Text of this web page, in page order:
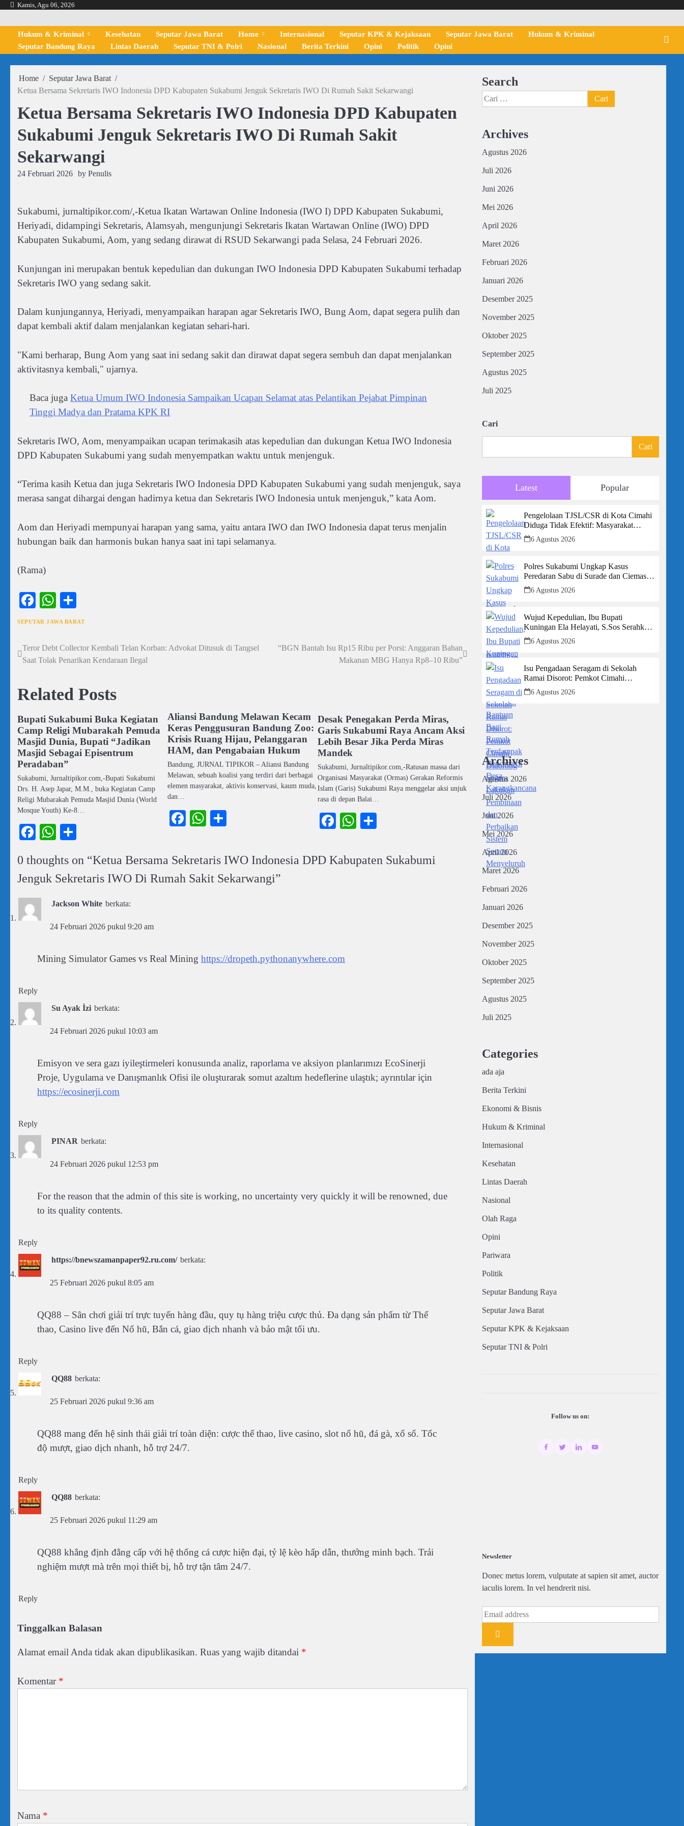
Skip
content
Kamis, Agu 06, 2026
Hukum & Kriminal Kesehatan Seputar Jawa Barat Home Internasional Seputar KPK & Kejaksaan Seputar Jawa Barat
Hukum & Kriminal
Seputar Bandung Raya
Lintas Daerah Seputar TNI & Polri Nasional Berita Terkini Opini Politik Opini
Home
Seputar Jawa Barat
Ketua Bersama Sekretaris IWO Indonesia DPD Kabupaten Sukabumi Jenguk Sekretaris IWO Di Rumah Sakit Sekarwangi
Ketua Bersama Sekretaris IWO Indonesia DPD Kabupaten
Sukabumi Jenguk Sekretaris IWO Di Rumah Sakit
Sekarwangi
24 Februari 2026 by Penulis
Sukabumi, jurnaltipikor.com/,-Ketua Ikatan Wartawan Online Indonesia (IWO I) DPD Kabupaten Sukabumi,
Heriyadi, didampingi Sekretaris, Alamsyah, mengunjungi Sekretaris Ikatan Wartawan Online (IWO) DPD
Kabupaten Sukabumi, Aom, yang sedang dirawat di RSUD Sekarwangi pada Selasa, 24 Februari 2026.
Kunjungan ini merupakan bentuk kepedulian dan dukungan IWO Indonesia DPD Kabupaten Sukabumi terhadap
Sekretaris IWO yang sedang sakit.
Dalam kunjungannya, Heriyadi, menyampaikan harapan agar Sekretaris IWO, Bung Aom, dapat segera pulih dan
dapat kembali aktif dalam menjalankan kegiatan sehari-hari.
"Kami berharap, Bung Aom yang saat ini sedang sakit dan dirawat dapat segera sembuh dan dapat menjalankan
aktivitasnya kembali," ujarnya.
Baca juga Ketua Umum IWO Indonesia Sampaikan Ucapan Selamat atas Pelantikan Pejabat Pimpinan
Tinggi Madya dan Pratama KPK RI
Sekretaris IWO, Aom, menyampaikan ucapan terimakasih atas kepedulian dan dukungan Ketua IWO Indonesia
DPD Kabupaten Sukabumi yang sudah menyempatkan waktu untuk menjenguk.
“Terima kasih Ketua dan juga Sekretaris IWO Indonesia DPD Kabupaten Sukabumi yang sudah menjenguk, saya
merasa sangat dihargai dengan hadirnya ketua dan Sekretaris IWO Indonesia untuk menjenguk,” kata Aom.
Aom dan Heriyadi mempunyai harapan yang sama, yaitu antara IWO dan IWO Indonesia dapat terus menjalin
hubungan baik dan harmonis bukan hanya saat ini tapi selamanya.
(Rama)
Facebook
WhatsApp
SEPUTAR JAWA BARAT
Navigasi
Teror Debt Collector Kembali Telan Korban: Advokat Ditusuk di Tangsel
Saat Tolak Penarikan Kendaraan Ilegal
“BGN Bantah Isu Rp15 Ribu per Porsi: Anggaran Bahan
Makanan MBG Hanya Rp8–10 Ribu”
Related Posts
Bupati Sukabumi Buka Kegiatan
Camp Religi Mubarakah Pemuda
Masjid Dunia, Bupati “Jadikan
Masjid Sebagai Episentrum
Peradaban”
Sukabumi, Jurnaltipikor.com,-Bupati Sukabumi
Drs. H. Asep Japar, M.M., buka Kegiatan Camp
Religi Mubarakah Pemuda Masjid Dunia (World
Mosque Youth) Ke-8…
Facebook
WhatsApp
Aliansi Bandung Melawan Kecam
Keras Penggusuran Bandung Zoo:
Krisis Ruang Hijau, Pelanggaran
HAM, dan Pengabaian Hukum
Bandung, JURNAL TIPIKOR – Aliansi Bandung
Melawan, sebuah koalisi yang terdiri dari berbagai
elemen masyarakat, aktivis konservasi, kaum muda,
dan…
Facebook
WhatsApp
Desak Penegakan Perda Miras,
Garis Sukabumi Raya Ancam Aksi
Lebih Besar Jika Perda Miras
Mandek
Sukabumi, Jurnaltipikor.com,-Ratusan massa dari
Organisasi Masyarakat (Ormas) Gerakan Reformis
Islam (Garis) Sukabumi Raya menggelar aksi unjuk
rasa di depan Balai…
Facebook
WhatsApp
0 thoughts on “Ketua Bersama Sekretaris IWO Indonesia DPD Kabupaten Sukabumi
Jenguk Sekretaris IWO Di Rumah Sakit Sekarwangi”
Jackson White berkata:
24 Februari 2026 pukul 9:20 am
Mining Simulator Games vs Real Mining https://dropeth.pythonanywhere.com
Reply
Su Ayak İzi berkata:
24 Februari 2026 pukul 10:03 am
Emisyon ve sera gazı iyileştirmeleri konusunda analiz, raporlama ve aksiyon planlarımızı EcoSinerji
Proje, Uygulama ve Danışmanlık Ofisi ile oluşturarak somut azaltım hedeflerine ulaştık; ayrıntılar için
https://ecosinerji.com
Reply
PINAR berkata:
24 Februari 2026 pukul 12:53 pm
For the reason that the admin of this site is working, no uncertainty very quickly it will be renowned, due
to its quality contents.
Reply
https://bnewszamanpaper92.ru.com/ berkata:
25 Februari 2026 pukul 8:05 am
QQ88 – Sân chơi giải trí trực tuyến hàng đầu, quy tụ hàng triệu cược thủ. Đa dạng sản phẩm từ Thể
thao, Casino live đến Nổ hũ, Bắn cá, giao dịch nhanh và bảo mật tối ưu.
Reply
QQ88 berkata:
25 Februari 2026 pukul 9:36 am
QQ88 mang đến hệ sinh thái giải trí toàn diện: cược thể thao, live casino, slot nổ hũ, đá gà, xổ số. Tốc
độ mượt, giao dịch nhanh, hỗ trợ 24/7.
Reply
QQ88 berkata:
25 Februari 2026 pukul 11:29 am
QQ88 khẳng định đẳng cấp với hệ thống cá cược hiện đại, tỷ lệ kèo hấp dẫn, thưởng minh bạch. Trải
nghiệm mượt mà trên mọi thiết bị, hỗ trợ tận tâm 24/7.
Reply
Tinggalkan Balasan
Alamat email Anda tidak akan dipublikasikan. Ruas yang wajib ditandai *
Komentar *
Nama *
Search
Cari
untuk:
Archives
Agustus 2026
Juli 2026
Juni 2026
Mei 2026
April 2026
Maret 2026
Februari 2026
Januari 2026
Desember 2025
November 2025
Oktober 2025
September 2025
Agustus 2025
Juli 2025
Cari
Cari
Latest Popular
Pengelolaan TJSL/CSR di Kota Cimahi
Diduga Tidak Efektif: Masyarakat
Desak Transparansi Penuh dan
Perbaikan Sistem
6 Agustus 2026
Polres Sukabumi Ungkap Kasus
Peredaran Sabu di Surade dan Ciemas,
Tiga Tersangka Diamankan
6 Agustus 2026
Wujud Kepedulian, Ibu Bupati
Kuningan Ela Helayati, S.Sos Serahkan
Bantuan Bagi Rumah Terdampak
Bencana di Desa Karangkancana
6 Agustus 2026
Isu Pengadaan Seragam di Sekolah
Ramai Disorot: Pemkot Cimahi
Didorong Segera Lakukan Pembinaan
dan Perbaikan Sistem Secara
6 Agustus 2026
Archives
Agustus 2026
Juli 2026
Juni 2026
Mei 2026
April 2026
Maret 2026
Februari 2026
Januari 2026
Desember 2025
November 2025
Oktober 2025
September 2025
Agustus 2025
Juli 2025
Categories
ada aja
Berita Terkini
Ekonomi & Bisnis
Hukum & Kriminal
Internasional
Kesehatan
Lintas Daerah
Nasional
Olah Raga
Opini
Pariwara
Politik
Seputar Bandung Raya
Seputar Jawa Barat
Seputar KPK & Kejaksaan
Seputar TNI & Polri
Follow us on:
Newsletter
Donec metus lorem, vulputate at sapien sit amet, auctor
iaculis lorem. In vel hendrerit nisi.